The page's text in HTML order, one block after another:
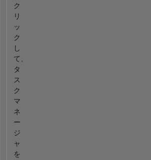
ク
リ
ッ
ク
し
て、
タ
ス
ク
マ
ネ
ー
ジ
ャ
を